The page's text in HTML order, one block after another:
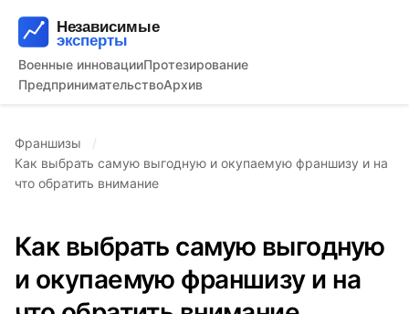
Военные инновацииПротезирование
ПредпринимательствоАрхив
Франшизы
Как выбрать самую выгодную и окупаемую франшизу и на
что обратить внимание
Как выбрать самую выгодную
и окупаемую франшизу и на